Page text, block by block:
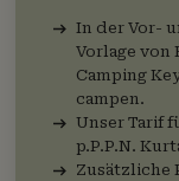
In der Vor-
Vorlage von
Camping
campen.
Unser Tarif
p.P.P.N.
Zusätzliche